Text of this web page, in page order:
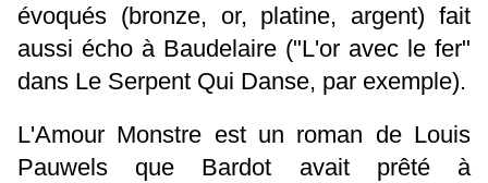
évoqués (bronze, or, platine, argent) fait
aussi écho à Baudelaire ("L'or avec le fer"
dans Le Serpent Qui Danse, par exemple).
L'Amour Monstre est un roman de Louis
Pauwels que Bardot avait prêté à